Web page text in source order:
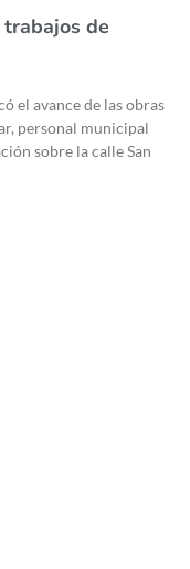
de
el avance de las obras
personal municipal
sobre la calle San